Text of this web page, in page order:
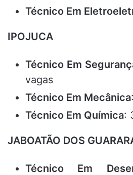
Técnico Em
IPOJUCA
Técnico Em
vagas
Técnico Em Mecânica
Técnico Em Química:
JABOATÃO DOS
Técnico Em